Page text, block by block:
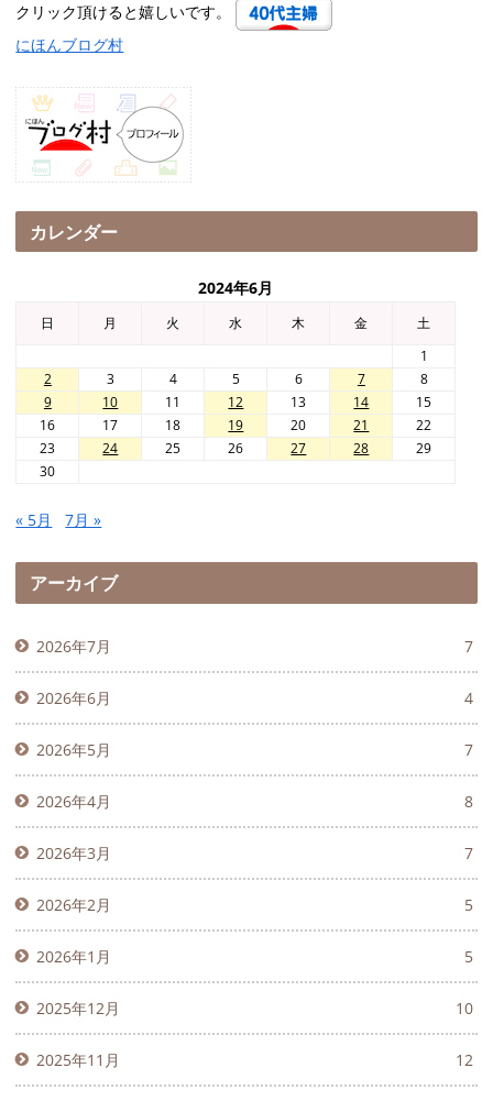
クリック頂けると嬉しいです。
にほんブログ村
カレンダー
2024年6月
日 月 火 水 木 金
土
1
2
3 4 5 6 7
8
9
10 11 12 13 14
15
16
17 18 19 20 21
22
23
24 25 26 27 28
29
30
« 5月 7月 »
アーカイブ
2026年7月 7
2026年6月 4
2026年5月 7
2026年4月 8
2026年3月 7
2026年2月 5
2026年1月 5
2025年12月 10
2025年11月 12